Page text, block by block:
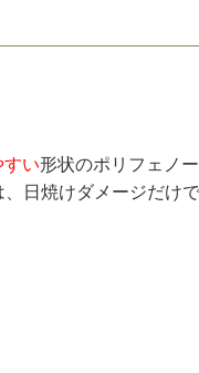
すい形状のポリフェノ
日焼けダメージだけ